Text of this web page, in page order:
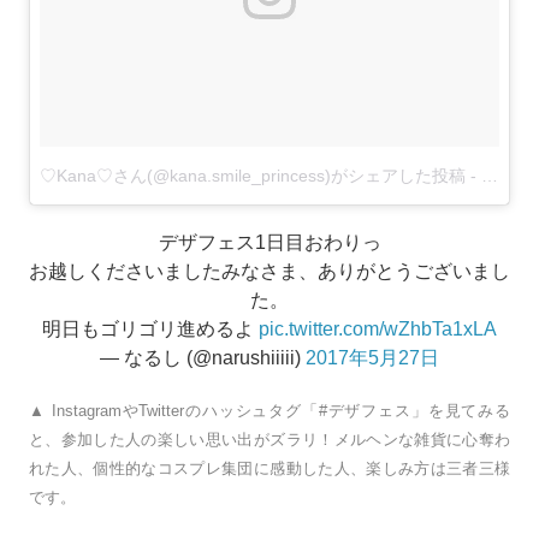
♡Kana♡さん(@kana.smile_princess)がシェアした投稿 -
デザフェス1日目おわりっ
お越しくださいましたみなさま、ありがとうございまし
た。
明日もゴリゴリ進めるよ pic.twitter.com/wZhbTa1xLA
— なるし (@narushiiiii) 2017年5月27日
▲ InstagramやTwitterのハッシュタグ「#デザフェス」を見てみる
と、参加した人の楽しい思い出がズラリ！メルヘンな雑貨に心奪わ
れた人、個性的なコスプレ集団に感動した人、楽しみ方は三者三様
です。